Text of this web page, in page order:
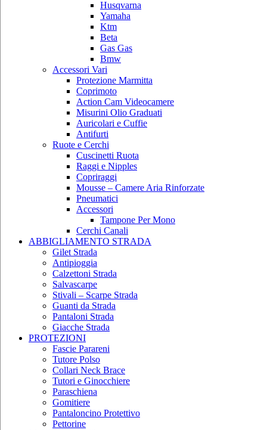
Husqvarna
Yamaha
Ktm
Beta
Gas Gas
Bmw
Accessori Vari
Protezione Marmitta
Coprimoto
Action Cam Videocamere
Misurini Olio Graduati
Auricolari e Cuffie
Antifurti
Ruote e Cerchi
Cuscinetti Ruota
Raggi e Nipples
Copriraggi
Mousse – Camere Aria Rinforzate
Pneumatici
Accessori
Tampone Per Mono
Cerchi Canali
ABBIGLIAMENTO STRADA
Gilet Strada
Antipioggia
Calzettoni Strada
Salvascarpe
Stivali – Scarpe Strada
Guanti da Strada
Pantaloni Strada
Giacche Strada
PROTEZIONI
Fascie Parareni
Tutore Polso
Collari Neck Brace
Tutori e Ginocchiere
Paraschiena
Gomitiere
Pantaloncino Protettivo
Pettorine